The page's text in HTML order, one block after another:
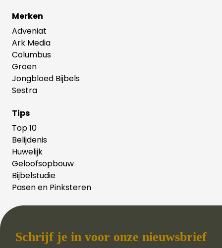
Merken
Adveniat
Ark Media
Columbus
Groen
Jongbloed Bijbels
Sestra
Tips
Top 10
Belijdenis
Huwelijk
Geloofsopbouw
Bijbelstudie
Pasen en Pinksteren
Schrijf je in voor onze nieuwsbrief